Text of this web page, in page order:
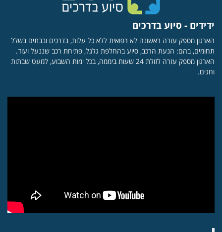
ידידים - סיוע בדרכים
הארגון מספק עזרה ראשונה לא רפואית ללא כל עלות, בדרכים ובבתים בשלל
תחומים, בהם: הנעת הרכב, סיוע בהחלפת גלגל, פתיחת רכב שננעל ועוד.
הארגון מספק עזרה לזולת 24 שעות ביממה, בכל ימות השבוע, למעט שבתות
וחגים.